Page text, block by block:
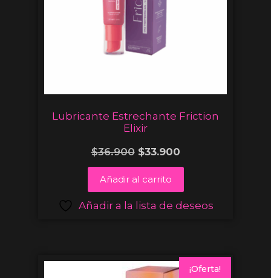
Lubricante Estrechante Friction
Elixir
$36.900 $33.900
Añadir al carrito
Añadir a la lista de deseos
¡Oferta!